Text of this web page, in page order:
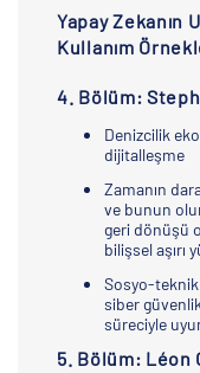
Yapay Zekanın
Kullanım
4. Bölüm:
Denizcilik
dijitalleşme
Zamanın
ve bunun
geri dönüşü
bilişsel aşırı
Sosyo-teknik
siber
süreciyle
5. Bölüm: Léon